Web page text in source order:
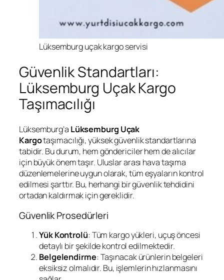
Lüksemburg uçak kargo servisi
Güvenlik Standartları:
Lüksemburg Uçak Kargo
Taşımacılığı
Lüksemburg’a Lüksemburg Uçak
Kargotaşımacılığı, yüksek güvenlik standartlarına
tabidir. Bu durum, hem göndericiler hem de alıcılar
için büyük önem taşır. Uluslar arası hava taşıma
düzenlemelerine uygun olarak, tüm eşyaların kontrol
edilmesi şarttır. Bu, herhangi bir güvenlik tehdidini
ortadan kaldırmak için gereklidir.
Güvenlik Prosedürleri
Yük Kontrolü: Tüm kargo yükleri, uçuş öncesi
detaylı bir şekilde kontrol edilmektedir.
Belgelendirme: Taşınacak ürünlerin belgeleri
eksiksiz olmalıdır. Bu, işlemlerin hızlanmasını